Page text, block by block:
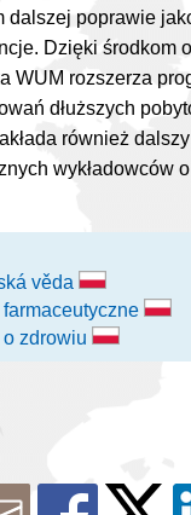
dalszej poprawie
Dzięki środkom
WUM rozszerza
dłuższych
również
wykładowców
věda
farmaceutyczne
o zdrowiu